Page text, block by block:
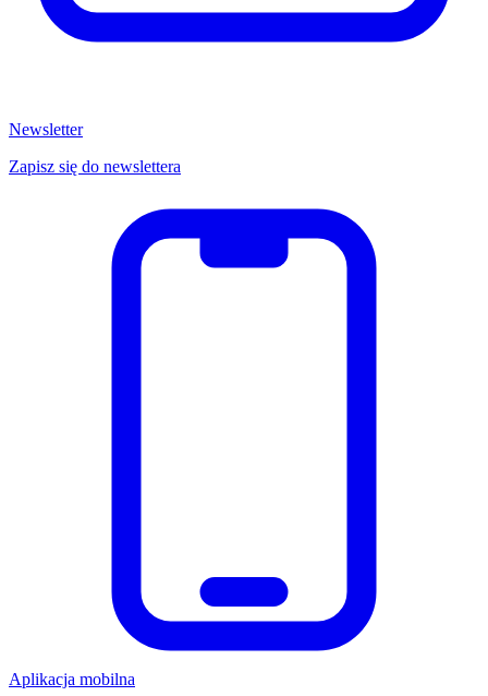
Newsletter
Zapisz się do newslettera
Aplikacja mobilna